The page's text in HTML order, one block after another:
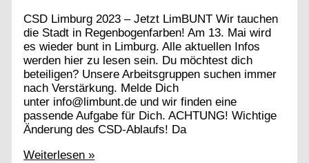
CSD Limburg 2023 – Jetzt LimBUNT Wir tauchen
die Stadt in Regenbogenfarben! Am 13. Mai wird
es wieder bunt in Limburg. Alle aktuellen Infos
werden hier zu lesen sein. Du möchtest dich
beteiligen? Unsere Arbeitsgruppen suchen immer
nach Verstärkung. Melde Dich
unter info@limbunt.de und wir finden eine
passende Aufgabe für Dich. ACHTUNG! Wichtige
Änderung des CSD-Ablaufs! Da
CSD
Weiterlesen »